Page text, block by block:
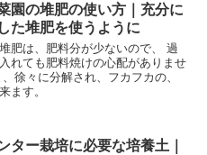
園の堆肥の使い方｜充分に
た堆肥を使うように
肥は、肥料分が少ないので、 過
れても肥料焼けの心配がありませ
徐々に分解され、フカフカの、
ます。
ター栽培に必要な培養土｜